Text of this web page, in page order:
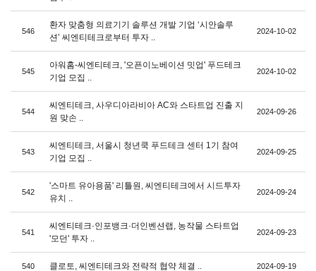
546
환자 맞춤형 의료기기 솔루션 개발 기업 ‘시안솔루
션’ 씨엔티테크로부터 투자 ..
2024-10-02
545
아워홈-씨엔티테크, '오픈이노베이션 밋업' 푸드테크
기업 모집 ..
2024-10-02
544
씨엔티테크, 사우디아라비아 AC와 스타트업 진출 지
원 맞손 ..
2024-09-26
543
씨엔티테크, 서울시 청년쿡 푸드테크 센터 1기 참여
기업 모집 ..
2024-09-25
542
'스마트 유아용품' 리틀원, 씨엔티테크에서 시드투자
유치 ..
2024-09-24
541
씨엔티테크·인포뱅크·더인벤션랩, 농작물 스타트업
'모던' 투자 ..
2024-09-23
540 클로토, 씨엔티테크와 전략적 협약 체결 .. 2024-09-19